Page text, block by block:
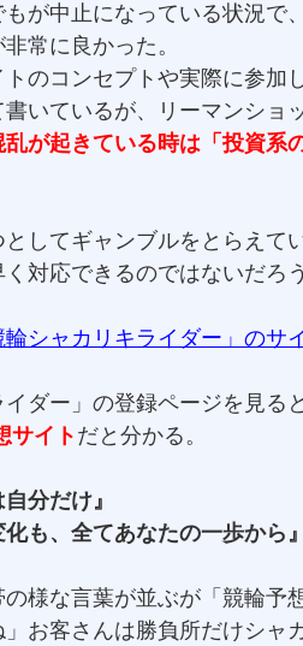
が中止になっている状況で
常に良かった。
トのコンセプトや実際に参加
いているが、リーマンショ
乱が起きている時は「投資系
してギャンブルをとらえて
対応できるのではないだろ
シャカリキライダー」のサ
イダー」の登録ページを見る
サイト だと分かる。
分だけ』
化も、全てあなたの一歩から
の様な言葉が並ぶが「競輪予
お客さんは勝負所だけシャ